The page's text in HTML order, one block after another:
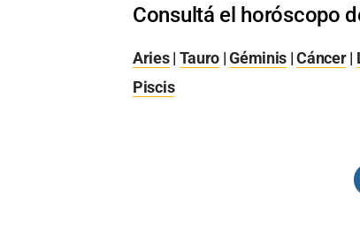
Consultá el horóscopo
Aries| Tauro |Géminis |Cáncer|
Piscis